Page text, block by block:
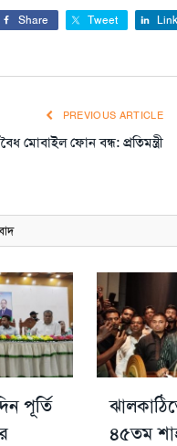
Share Tweet
PREVIOUS ARTICLE
মোবাইল ফোন বন্ধ: প্রতিমন্ত্রী
পূর্তি
৪৫তম